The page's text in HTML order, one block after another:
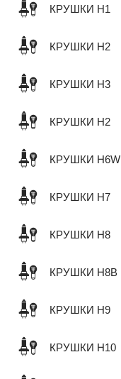
КРУШКИ H1
КРУШКИ H2
КРУШКИ H3
КРУШКИ H2
КРУШКИ H6W
КРУШКИ H7
КРУШКИ H8
КРУШКИ H8B
КРУШКИ H9
КРУШКИ H10